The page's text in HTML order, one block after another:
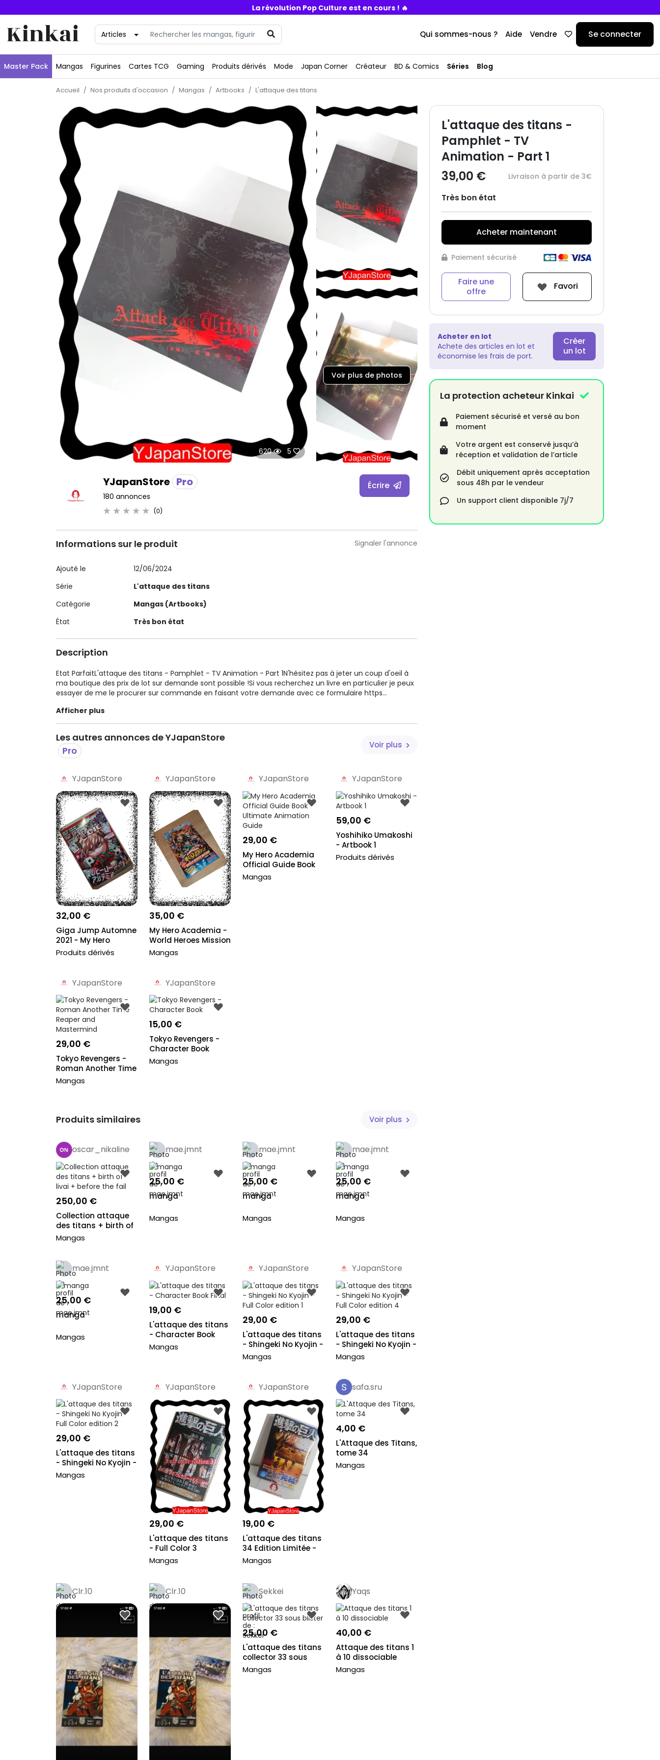
La révolution Pop Culture est en cours ! 🔥
Kinkai Qui sommes-nous ? Aide Vendre Se connecter
Master Pack Mangas Figurines Cartes TCG Gaming Produits dérivés Mode Japan Corner Créateur BD & Comics Séries Blog
Accueil Nos produits d'occasion Mangas Artbooks L'attaque des titans
620 5
Voir plus de photos
YJapanStore Pro
180 annonces
(0)
Écrire
Signaler l'annonce
Informations sur le produit
Ajouté le
12/06/2024
Série
L'attaque des titans
Catégorie
Mangas (Artbooks)
État
Très bon état
Description
Etat ParfaitL'attaque des titans - Pamphlet - TV Animation - Part 1N'hésitez pas à jeter un coup d'oeil à
ma boutique des prix de lot sur demande sont possible !Si vous recherchez un livre en particulier je peux
essayer de me le procurer sur commande en faisant votre demande avec ce formulaire https
#collector #demonslayer
Afficher plus
Les autres annonces de YJapanStore
Pro
Voir plus
YJapanStore
Pro
32,00 €
Giga Jump Automne
2021 - My Hero
Academia +
Produits dérivés
YJapanStore
Pro
35,00 €
My Hero Academia -
World Heroes Mission
- Boku No...
Mangas
YJapanStore
Pro
29,00 €
My Hero Academia
Official Guide Book
Ultimate Anim...
Mangas
YJapanStore
Pro
59,00 €
Yoshihiko Umakoshi
- Artbook 1
Produits dérivés
YJapanStore
Pro
29,00 €
Tokyo Revengers -
Roman Another Time
Reaper and Ma...
Mangas
YJapanStore
Pro
15,00 €
Tokyo Revengers -
Character Book
Mangas
Produits similaires Voir plus
oscar_nikaline
250,00 €
Collection attaque
des titans + birth of
livai + b...
Mangas
mae.jmnt
25,00 €
manga
Mangas
mae.jmnt
25,00 €
manga
Mangas
mae.jmnt
25,00 €
manga
Mangas
mae.jmnt
25,00 €
manga
Mangas
YJapanStore
Pro
19,00 €
L'attaque des titans
- Character Book
Final
Mangas
YJapanStore
Pro
29,00 €
L'attaque des titans
- Shingeki No Kyojin -
Full C...
Mangas
YJapanStore
Pro
29,00 €
L'attaque des titans
- Shingeki No Kyojin -
Full C...
Mangas
YJapanStore
Pro
29,00 €
L'attaque des titans
- Shingeki No Kyojin -
Full C...
Mangas
YJapanStore
Pro
29,00 €
L'attaque des titans
- Full Color 3
Mangas
YJapanStore
Pro
19,00 €
L'attaque des titans
34 Edition Limitée -
Beginnin...
Mangas
safa.sru
4,00 €
L'Attaque des Titans,
tome 34
Mangas
Clr.10 Clr.10 Sekkei
25,00 €
L'attaque des titans
collector 33 sous
blister
Mangas
Yaqs
40,00 €
Attaque des titans 1
à 10 dissociable
Mangas
L'attaque des titans -
Pamphlet - TV
Animation - Part 1
39,00 €
Livraison à partir de 3€
Très bon état
Acheter maintenant
Paiement sécurisé
Faire une
offre
Favori
Acheter en lot
Achete des articles en lot et
économise les frais de port.
Créer
un lot
La protection acheteur Kinkai
Paiement sécurisé et versé au bon
moment
Votre argent est conservé jusqu’à
réception et validation de l’article
Débit uniquement après acceptation
sous 48h par le vendeur
Un support client disponible 7j/7